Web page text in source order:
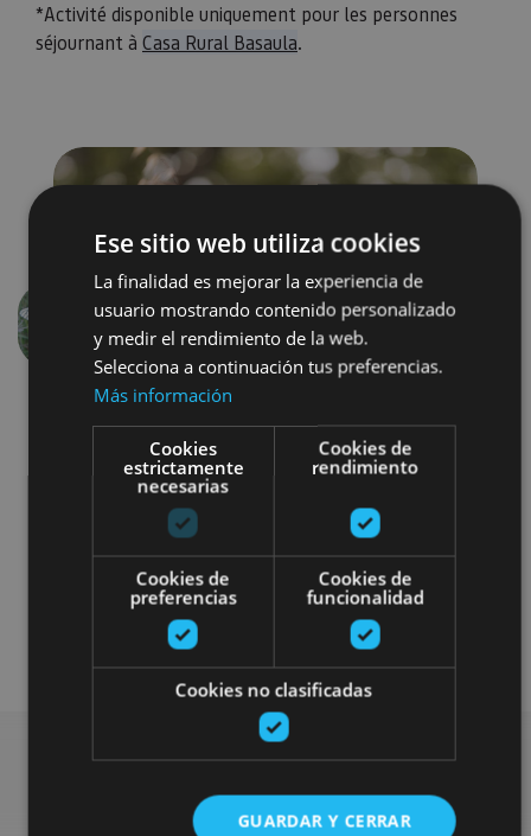
*Activité disponible uniquement pour les personnes
séjournant à Casa Rural Basaula.
Précédent
Otros
Plan disponible solo para turistas alojados
en las casas rurales
Ese sitio web utiliza cookies
La finalidad es mejorar la experiencia de
usuario mostrando contenido personalizado
y medir el rendimiento de la web.
Selecciona a continuación tus preferencias.
Más información
Cookies
estrictamente
necesarias
Cookies de
rendimiento
Cookies de
preferencias
Cookies de
funcionalidad
Cookies no clasificadas
GUARDAR Y CERRAR